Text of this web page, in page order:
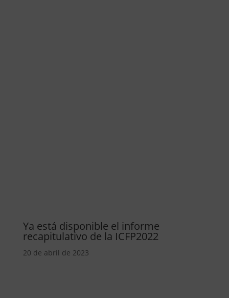
Ya está disponible el informe
recapitulativo de la ICFP2022
20 de abril de 2023